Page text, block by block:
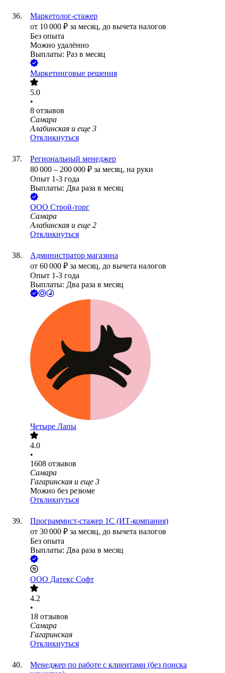
Маркетолог-стажер
от 10 000 ₽ за месяц, до вычета налогов
Без опыта
Можно удалённо
Выплаты: Раз в месяц
Маркетинговые решения
5.0
•
8 отзывов
Самара
Алабинская и еще 3
Откликнуться
Региональный менеджер
80 000 – 200 000 ₽ за месяц, на руки
Опыт 1-3 года
Выплаты: Два раза в месяц
ООО Строй-торг
Самара
Алабинская и еще 2
Откликнуться
Администратор магазина
от 60 000 ₽ за месяц, до вычета налогов
Опыт 1-3 года
Выплаты: Два раза в месяц
Четыре Лапы
4.0
•
1608 отзывов
Самара
Гагаринская и еще 3
Можно без резюме
Откликнуться
Программист-стажер 1С (ИТ-компания)
от 30 000 ₽ за месяц, до вычета налогов
Без опыта
Выплаты: Два раза в месяц
ООО Датекс Софт
4.2
•
18 отзывов
Самара
Гагаринская
Откликнуться
Менеджер по работе с клиентами (без поиска